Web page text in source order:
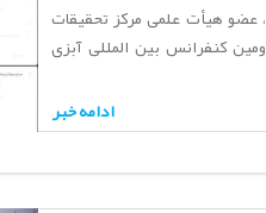
عضو هیأت علمی مرکز تحقیقات
کنفرانس بین المللی آبزی
ادامه خبر